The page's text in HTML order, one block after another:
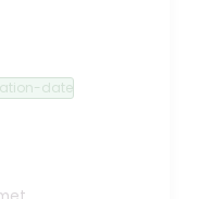
date